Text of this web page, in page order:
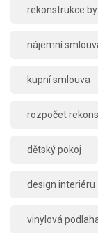
rekonstrukce
nájemní
kupní smlouva
rozpočet
dětský pokoj
design interiéru
vinylová